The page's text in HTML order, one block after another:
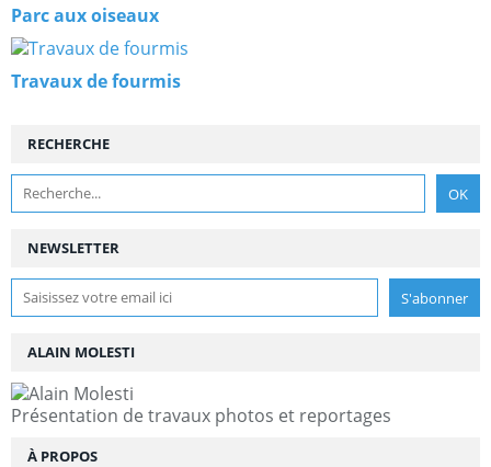
Parc aux oiseaux
Travaux de fourmis
NEWSLETTER
RECHERCHE
ALAIN MOLESTI
Présentation de travaux photos et reportages
À PROPOS